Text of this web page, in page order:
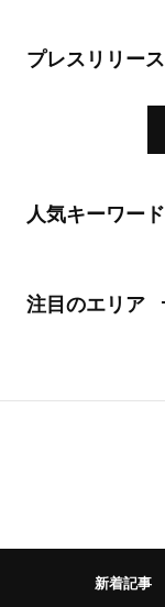
プレスリリース
人気キーワード
注目のエリア
新着記事